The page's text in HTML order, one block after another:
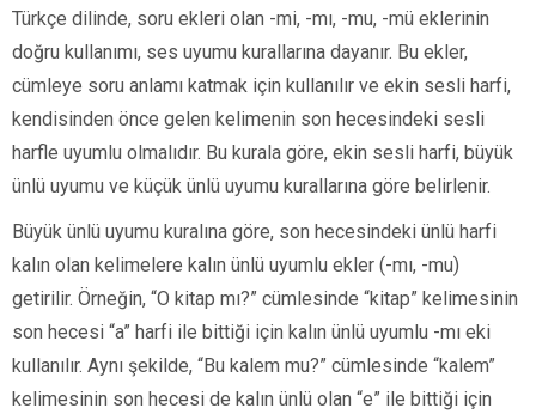
Türkçe dilinde, soru ekleri olan -mi, -mı, -mu, -mü eklerinin
doğru kullanımı, ses uyumu kurallarına dayanır. Bu ekler,
cümleye soru anlamı katmak için kullanılır ve ekin sesli harfi,
kendisinden önce gelen kelimenin son hecesindeki sesli
harfle uyumlu olmalıdır. Bu kurala göre, ekin sesli harfi, büyük
ünlü uyumu ve küçük ünlü uyumu kurallarına göre belirlenir.
Büyük ünlü uyumu kuralına göre, son hecesindeki ünlü harfi
kalın olan kelimelere kalın ünlü uyumlu ekler (-mı, -mu)
getirilir. Örneğin, “O kitap mı?” cümlesinde “kitap” kelimesinin
son hecesi “a” harfi ile bittiği için kalın ünlü uyumlu -mı eki
kullanılır. Aynı şekilde, “Bu kalem mu?” cümlesinde “kalem”
kelimesinin son hecesi de kalın ünlü olan “e” ile bittiği için